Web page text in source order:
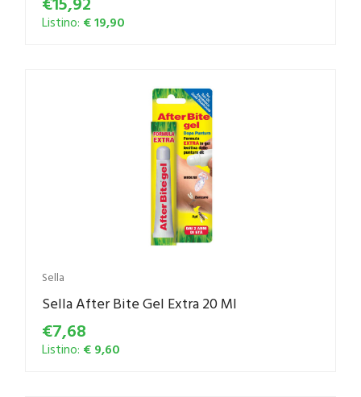
Listino: € 19,90
Sella
Sella After Bite Gel Extra 20 Ml
€7,68
Listino: € 9,60